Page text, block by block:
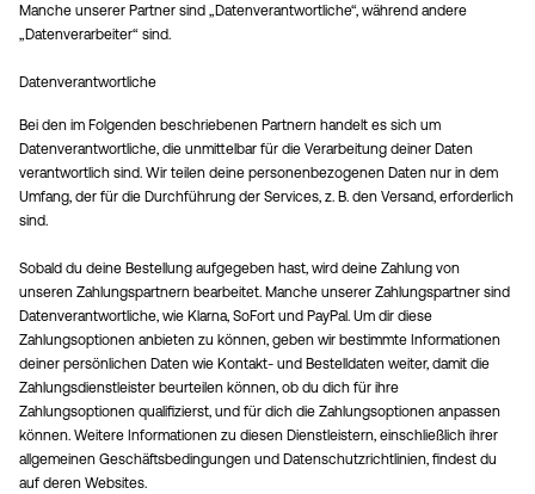
Manche unserer Partner sind „Datenverantwortliche“, während andere
„Datenverarbeiter“ sind.
Datenverantwortliche
Bei den im Folgenden beschriebenen Partnern handelt es sich um
Datenverantwortliche, die unmittelbar für die Verarbeitung deiner Daten
verantwortlich sind. Wir teilen deine personenbezogenen Daten nur in dem
Umfang, der für die Durchführung der Services, z. B. den Versand, erforderlich
sind.
Sobald du deine Bestellung aufgegeben hast, wird deine Zahlung von
unseren Zahlungspartnern bearbeitet. Manche unserer Zahlungspartner sind
Datenverantwortliche, wie Klarna, SoFort und PayPal. Um dir diese
Zahlungsoptionen anbieten zu können, geben wir bestimmte Informationen
deiner persönlichen Daten wie Kontakt- und Bestelldaten weiter, damit die
Zahlungsdienstleister beurteilen können, ob du dich für ihre
Zahlungsoptionen qualifizierst, und für dich die Zahlungsoptionen anpassen
können. Weitere Informationen zu diesen Dienstleistern, einschließlich ihrer
allgemeinen Geschäftsbedingungen und Datenschutzrichtlinien, findest du
auf deren Websites.